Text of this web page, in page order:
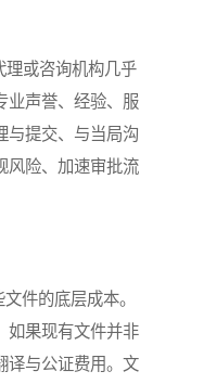
或咨询机构几乎
业声誉、经验、服
与提交、与当局沟
风险、加速审批流
件的底层成本。
如果现有文件并非
译与公证费用。文